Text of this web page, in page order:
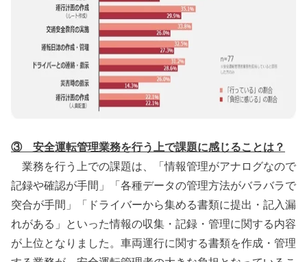
③ 安全運転管理業務を行う上で課題に感じることは？
業務を行う上での課題は、「情報管理がアナログなので
記録や確認が手間」「各種データの管理方法がバラバラで
突合が手間」「ドライバーから集める書類に提出・記入漏
れがある」といった情報の収集・記録・管理に関する内容
が上位となりました。車両運行に関する書類を作成・管理